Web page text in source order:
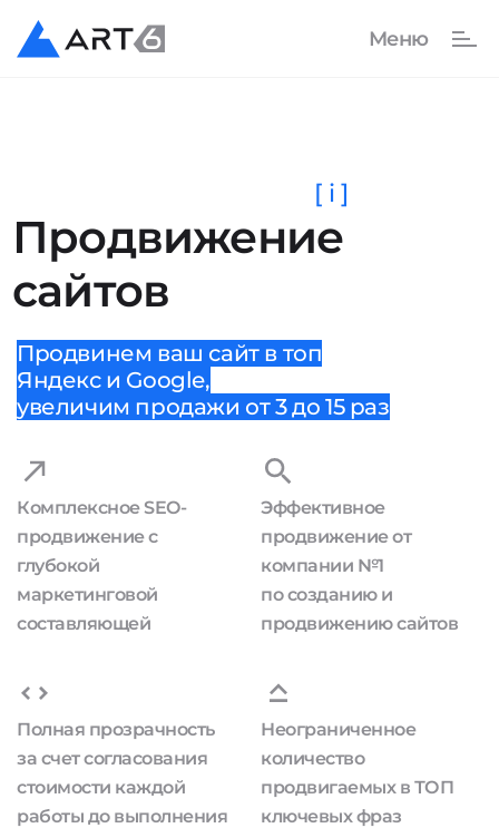
Продвижение
сайтов
[ i ]
Продвинем ваш сайт в топ
Яндекс и Google,
увеличим продажи от 3 до 15 раз
Комплексное SEO-
продвижение с
глубокой
маркетинговой
составляющей
Эффективное
продвижение от
компании №1
по созданию и
продвижению сайтов
Полная прозрачность
за счет согласования
стоимости каждой
работы до выполнения
Неограниченное
количество
продвигаемых в ТОП
ключевых фраз